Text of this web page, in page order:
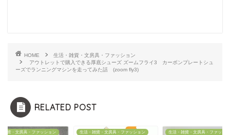
HOME
生活・雑貨・文房具・ファッション
アウトレットで購入できる厚底シューズ ズームフライ3 カーボンプレートシュ
ーズでランニングマシンを走ってみた話 (zoom fly3)
RELATED POST
雑貨・文房具・ファッション 生活・雑貨・文房具・ファッション 生活・雑貨・文房具・ファッシ